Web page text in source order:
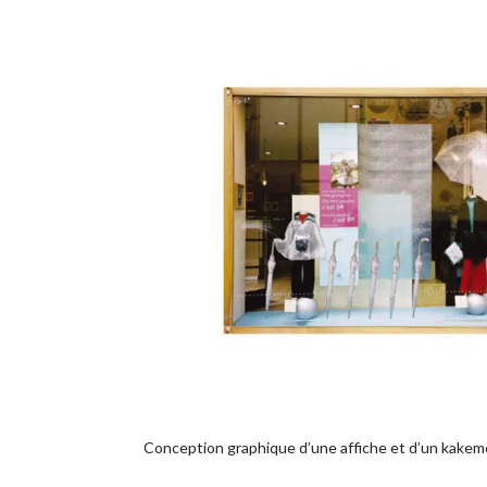
Conception graphique d’une affiche et d’un